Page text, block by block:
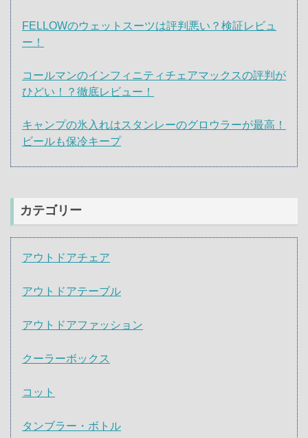
FELLOWのウェットスーツは評判悪い？検証レビュ
ー！
コールマンのインフィニティチェアマックスの評判が
ひどい！？徹底レビュー！
キャンプの氷入れはスタンレーのグロウラーが最高！
ビールも保冷キープ
カテゴリー
アウトドアチェア
アウトドアテーブル
アウトドアファッション
クーラーボックス
コット
タンブラー・ボトル